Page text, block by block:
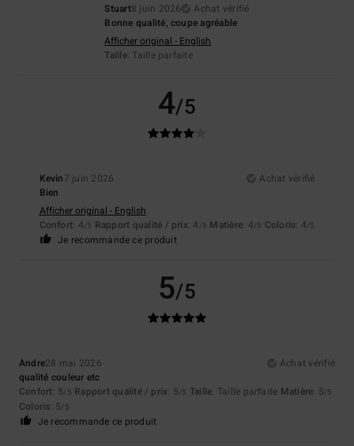
Stuart8 juin 2026
Achat vérifié
Bonne qualité, coupe agréable
Afficher original - English
Taille: Taille parfaite
4/5
Kevin 7 juin 2026
Achat vérifié
Bien
Afficher original - English
Confort: 4/5 Rapport qualité / prix: 4 /5 Matière: 4/5 Coloris: 4/5
Je recommande ce produit
5/5
Andre28 mai 2026
Achat vérifié
qualité couleur etc
Confort: 5/5 Rapport qualité / prix: 5/5 Taille: Taille parfaite Matière: 5/5
Coloris: 5/5
Je recommande ce produit